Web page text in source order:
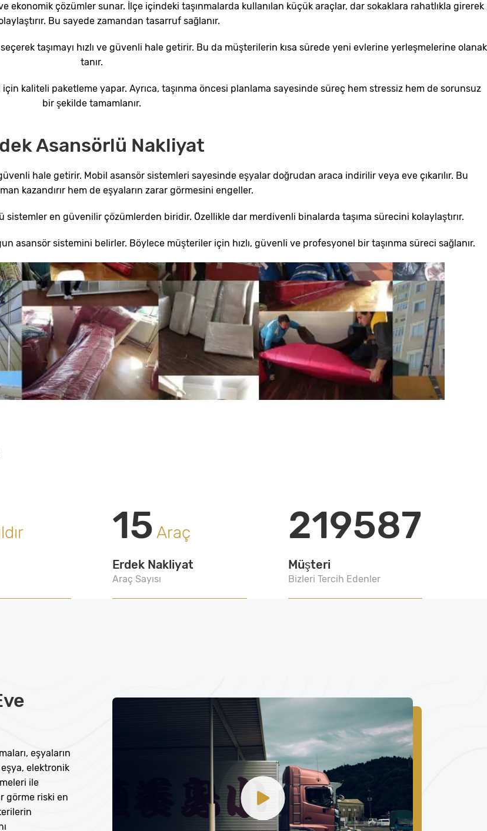
ekonomik çözümler sunar. İlçe içindeki taşınmalarda kullanılan küçük araçlar, dar sokaklara rahatlıkla girerek
Bu sayede zamandan tasarruf sağlanır.
taşımayı hızlı ve güvenli hale getirir. Bu da müşterilerin kısa sürede yeni evlerine yerleşmelerine olanak
tanır.
kaliteli paketleme yapar. Ayrıca, taşınma öncesi planlama sayesinde süreç hem stressiz hem de sorunsuz
bir şekilde tamamlanır.
Asansörlü Nakliyat
hale getirir. Mobil asansör sistemleri sayesinde eşyalar doğrudan araca indirilir veya eve çıkarılır. Bu
kazandırır hem de eşyaların zarar görmesini engeller.
en güvenilir çözümlerden biridir. Özellikle dar merdivenli binalarda taşıma sürecini kolaylaştırır.
asansör sistemini belirler. Böylece müşteriler için hızlı, güvenli ve profesyonel bir taşınma süreci sağlanır.
15 Araç
Erdek Nakliyat
Araç Sayısı
219587
Müşteri
Bizleri Tercih Edenler
eşyaların
elektronik
ile
görme riski en